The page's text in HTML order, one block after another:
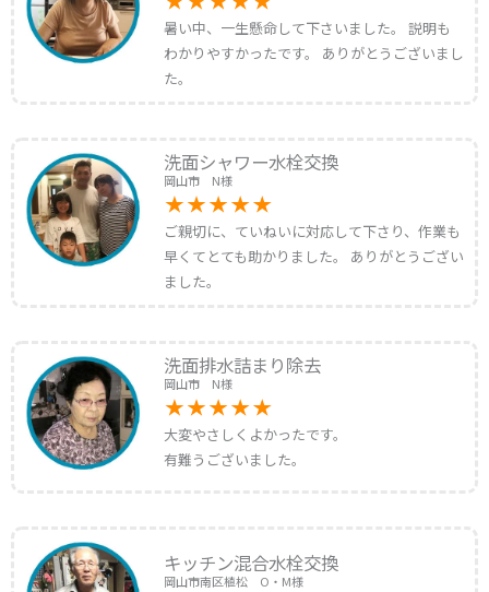
暑い中、一生懸命して下さいました。 説明も
わかりやすかったです。 ありがとうございまし
た。
洗面シャワー水栓交換
岡山市 N様
ご親切に、ていねいに対応して下さり、作業も
早くてとても助かりました。 ありがとうござい
ました。
洗面排水詰まり除去
岡山市 N様
大変やさしくよかったです。
有難うございました。
キッチン混合水栓交換
岡山市南区植松 O・M様